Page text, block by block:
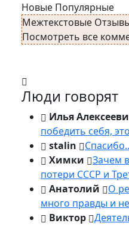
Новые Популярные
Межтекстовые
Посмотреть все
Люди говорят
Илья
победить себя,
stalin
Химки
Зачем
потери СССР и
Анатолий
О
много правды и
Виктор